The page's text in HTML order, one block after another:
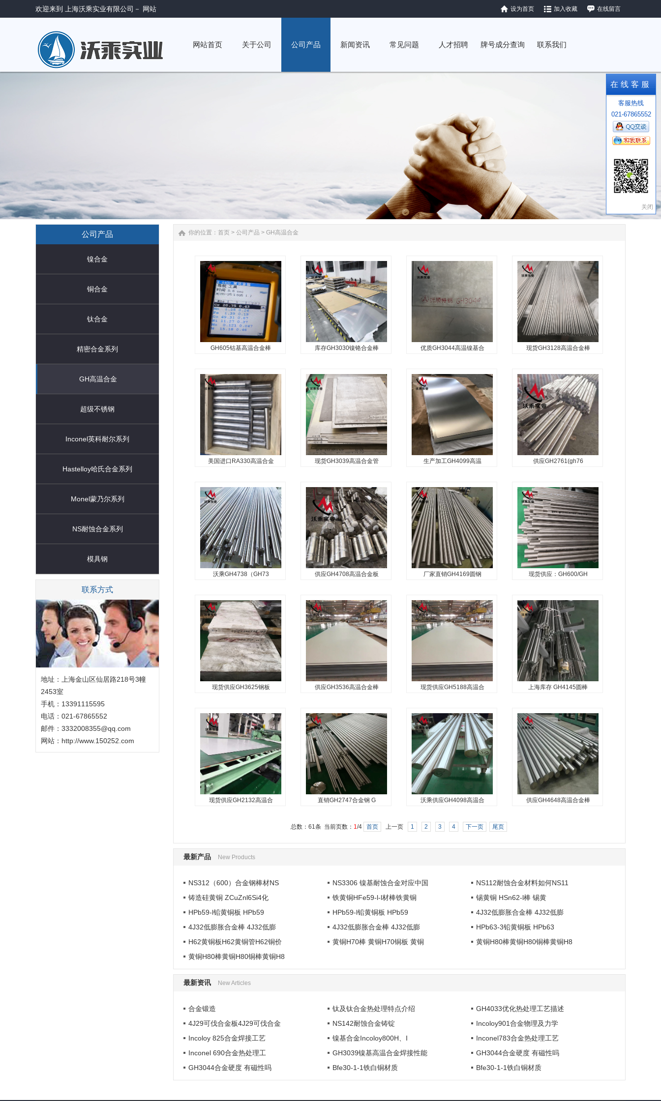
欢迎来到 上海沃乘实业有限公司－ 网站 设为首页 加入收藏 在线留言
网站首页 关于公司 公司产品 新闻资讯 常见问题 人才招聘 牌号成分查询 联系我们
1
公司产品
镍合金
铜合金
钛合金
精密合金系列
GH高温合金
超级不锈钢
Inconel英科耐尔系列
Hastelloy哈氏合金系列
Monel蒙乃尔系列
NS耐蚀合金系列
模具钢
联系方式
地址：上海金山区仙居路218号3幢
2453室
手机：13391115595
电话：021-67865552
邮件：3332008355@qq.com
网站： http://www.150252.com
你的位置： 首页 > 公司产品 > GH高温合金
GH605钴基高温合金棒
可以生产δ≤14mm的热轧中
板、δ≤4mm的冷轧板材、
δ0.05～0.80mm的冷轧带材、
δ0.20～0.80mm的冷硬带材、
d0.2～10.0mm的焊丝、
d≤300mm...
库存GH3030镍铬合金棒
GH3030固溶强化型高温合金
是早期发展的80Ni-20Cr固溶
强化型高温合金，化学成分简
单，在800℃以下具有满意的
热强性和高的塑性，并具有良
好的不易被氧化、冷冲压和
焊...
优质GH3044高温镍基合
该合金是体固溶强化镍基抗高
温氧化合金，在900℃以下具
有高的塑性和中等的热强性，
并具有优良的抗高温氧化性和
良好的冲压、焊接工艺性能，
适宜制造在900℃以下长期工
作的航空发...
现货GH3128高温合金棒
该合金是以钨、钼固溶强化并
用硼、铈、锆强化晶界的镍基
合金，具有高的塑性、较高的
持久蠕变强度以及良好的搞氧
化性和冲压、焊接性能。...
美国进口RA330高温合金
RA330合金是一种经典的高性
能耐高温合金。通过添加了
1.25%的硅元素使其具有很好
的高温强度,最高到1200℃时仍
具有很好的耐碳化,耐氧化性
能。...
现货GH3039高温合金管
该合金是单相奥氏体固溶强化
型合金，在800℃以下具有中
等的热强性和良好的热疲劳性
能，1000℃以下抗氧化性能良
好，长期使用组织稳定，还具
有良好的冷成形性和焊接性
能。适宜于...
生产加工GH4099高温
GH4099（GH99）是一种高合
金化的镍基时效板材合金，用
钴、钨、和铝、钛等元素综合
强化，使合金具有较高的热强
行，900℃一下可以长期使
用，最高工作温度可达
1000℃。...
供应GH2761(gh76
GH2761是Fe-Ni-Cr基沉淀硬
化型变形高温合金，使用温度
750℃以下。合金通过加入高
铝、高铁及控制合金的Al/Ti
比，提高合金强度。该合金组
织稳定，具有高的屈服强...
沃乘GH4738（GH73
GH4738是Ni-Cr-Co是沉淀硬
化型变形高温合金，使用温度
在815℃以下。合金加入钴、
铬和钼元素进行固溶强化，加
入铝、钛元素形成γ’相，加入
硼、锆元素净化和强化晶界...
供应GH4708高温合金板
GH4708高温合金是Ni-Cr基沉
淀硬化型变形高温合金，使用
温度在850℃以下。合金以
钨、钼、铝和钛等元素进行综
化性能，组织稳定，并具有满
意的...
厂家直销GH4169圆钢
GH4169合金在-253~650℃温
度范围内具有良好的综合性
能，650℃以下的屈服强度居
变形高温合金的首位，并具有
易被氧化、耐腐蚀性能，以及
良...
现货供应：GH600/GH
该合金是镍-铬-铁基固溶强化
合金，具有良好的耐高温腐蚀
和抗氧化性能、优良的冷热加
工和焊接性能，在700℃以下
具有满意的热强性和高的塑
性。合金可以通过冷加工得到
强化，也可以...
现货供应GH3625钢板
GH625(GH625)合金是以钼铌
为主要强化元素的固溶强化型
镍基变形高温合金，具有优良
的耐腐蚀和抗氧化性能，从低
温到980摄氏度均具有良好的
拉伸性能和疲劳性能，并且耐
盐...
供应GH3536高温合金棒
易加工性 在900℃时具有中等
的持久和抗蠕变强度 具有良好
抗氧化性，耐腐蚀性适宜于
900℃以下长期使用的航空发
动机燃烧室和加力燃烧室零部
件 良好的焊接性能和冷...
现货供应GH5188高温合
GH5188是固溶强化型钴基高
温合金，加入14%的钨固溶强
化，使合金具有优良的高温热
强性，添加较高含量铬和微量
镧，使合金具有良好的高温抗
氧化性能，同时具有满意的成
形、焊接...
上海库存 GH4145圆棒
GH4145合金主要是以γ"
[Ni3(Al、Ti、Nb)]相进行时效
强化的镍基高温合金，在
980℃以下具有良好的耐腐蚀
和抗氧化性能，800℃以下具
有较高的强度，540℃以...
现货供应GH2132高温合
合金，加入钼、钛、铝、钒及
微量硼综合强化。在650℃以
蠕变强度，并且具有较好的加
工塑性和满意的焊接性能。
直销GH2747合金钢 G
化型变形高温合金，在固溶状
度可达1300℃。合金具有较高
的强度、较好的组织稳...
沃乘供应GH4098高温合
变形高温合金，长期工作温度
化，加入铝、钛和铌等元素形
成γ’相沉淀强化相，加入微...
供应GH4648高温合金棒
变形高温合金，长期使用温度
约ω（Cr）32%，使之具有优
异的抗热腐蚀性能。同...
总数：61条 当前页数： 1/4 首页 上一页 1 2 3 4 下一页 尾页
最新产品 New Products
NS312（600）合金钢棒材NS NS3306 镍基耐蚀合金对应中国
NS112耐蚀合金材料如何NS11
铸造硅黄铜 ZCuZnl6Si4化
铁黄铜HFe59-l-l材棒铁黄铜
锡黄铜 HSn62-l棒 锡黄
HPb59-l铅黄铜板 HPb59
HPb59-l铅黄铜板 HPb59
4J32低膨胀合金棒 4J32低膨
4J32低膨胀合金棒 4J32低膨
4J32低膨胀合金棒 4J32低膨
HPb63-3铅黄铜板 HPb63
H62黄铜板H62黄铜管H62铜价
黄铜H70棒 黄铜H70铜板 黄铜
黄铜H80棒黄铜H80铜棒黄铜H8
黄铜H80棒黄铜H80铜棒黄铜H8
最新资讯 New Articles
合金锻造 钛及钛合金热处理特点介绍
GH4033优化热处理工艺描述
4J29可伐合金板4J29可伐合金
NS142耐蚀合金铸锭
Incoloy901合金物理及力学
Incoloy 825合金焊接工艺
镍基合金Incoloy800H、I
Inconel783合金热处理工艺
Inconel 690合金热处理工
GH3039镍基高温合金焊接性能
GH3044合金硬度 有磁性吗
GH3044合金硬度 有磁性吗
Bfe30-1-1铁白铜材质 Bfe30-1-1铁白铜材质
在线客服
客服热线
021-67865552
关闭